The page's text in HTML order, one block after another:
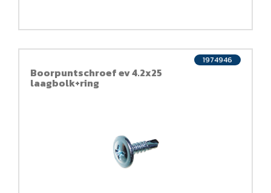
Boorpuntschroef ev 4.2x25
laagbolk+ring
1974946